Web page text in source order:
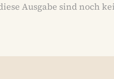
Ausgabe sind noch